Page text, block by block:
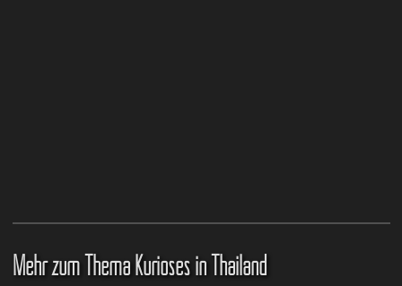
Mehr zum Thema Kurioses in Thailand